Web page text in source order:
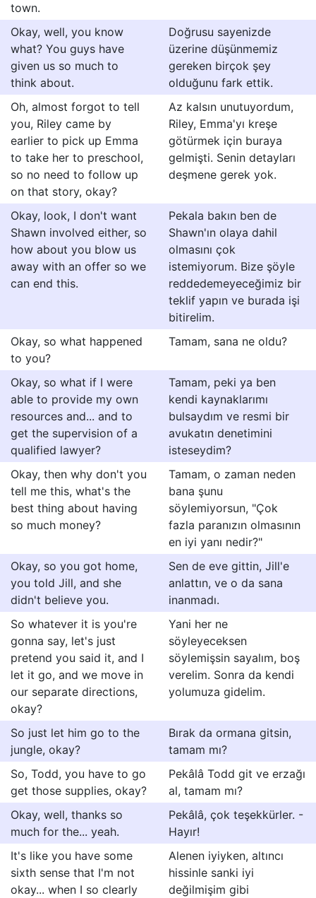
town.
Okay, well, you know
what? You guys have
given us so much to
think about.
Doğrusu sayenizde
üzerine düşünmemiz
gereken birçok şey
olduğunu fark ettik.
Oh, almost forgot to tell
you, Riley came by
earlier to pick up Emma
to take her to preschool,
so no need to follow up
on that story, okay?
Az kalsın unutuyordum,
Riley, Emma'yı kreşe
götürmek için buraya
gelmişti. Senin detayları
deşmene gerek yok.
Okay, look, I don't want
Shawn involved either, so
how about you blow us
away with an offer so we
can end this.
Pekala bakın ben de
Shawn'ın olaya dahil
olmasını çok
istemiyorum. Bize şöyle
reddedemeyeceğimiz bir
teklif yapın ve burada işi
bitirelim.
Okay, so what happened
to you?
Tamam, sana ne oldu?
Okay, so what if I were
able to provide my own
resources and... and to
get the supervision of a
qualified lawyer?
Tamam, peki ya ben
kendi kaynaklarımı
bulsaydım ve resmi bir
avukatın denetimini
isteseydim?
Okay, then why don't you
tell me this, what's the
best thing about having
so much money?
Tamam, o zaman neden
bana şunu
söylemiyorsun, "Çok
fazla paranızın olmasının
en iyi yanı nedir?"
Okay, so you got home,
you told Jill, and she
didn't believe you.
Sen de eve gittin, Jill'e
anlattın, ve o da sana
inanmadı.
So whatever it is you're
gonna say, let's just
pretend you said it, and I
let it go, and we move in
our separate directions,
okay?
Yani her ne
söyleyeceksen
söylemişsin sayalım, boş
verelim. Sonra da kendi
yolumuza gidelim.
So just let him go to the
jungle, okay?
Bırak da ormana gitsin,
tamam mı?
So, Todd, you have to go
get those supplies, okay?
Pekâlâ Todd git ve erzağı
al, tamam mı?
Okay, well, thanks so
much for the... yeah.
Pekâlâ, çok teşekkürler. -
Hayır!
It's like you have some
sixth sense that I'm not
okay... when I so clearly
Alenen iyiyken, altıncı
hissinle sanki iyi
değilmişim gibi